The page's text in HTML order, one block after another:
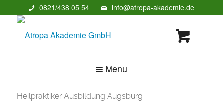
0821/438 05 54 info@atropa-akademie.de
Menu
Heilpraktiker Ausbildung Augsburg